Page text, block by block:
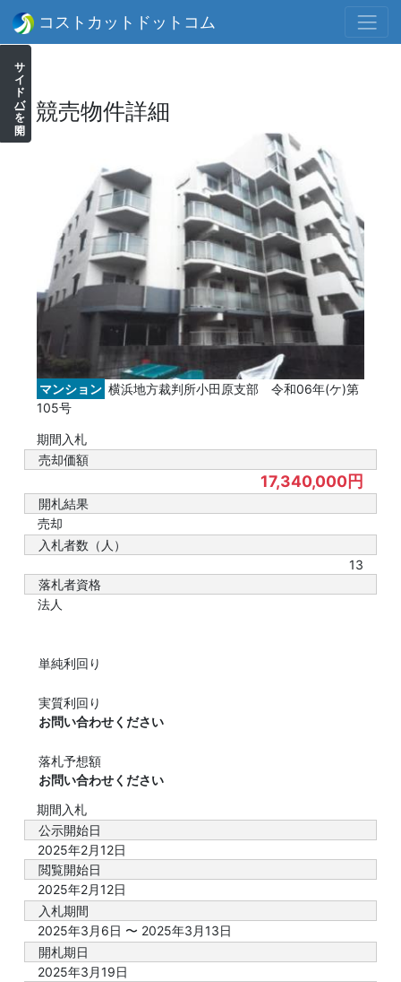
コストカットドットコム
サイドバーを開く 競売物件詳細
マンション 横浜地方裁判所小田原支部 令和06年(ケ)第
105号
期間入札
売却価額
17,340,000円
開札結果
売却
入札者数（人）
13
落札者資格
法人
単純利回り
実質利回り
お問い合わせください
落札予想額
お問い合わせください
期間入札
公示開始日
2025年2月12日
閲覧開始日
2025年2月12日
入札期間
2025年3月6日 〜 2025年3月13日
開札期日
2025年3月19日